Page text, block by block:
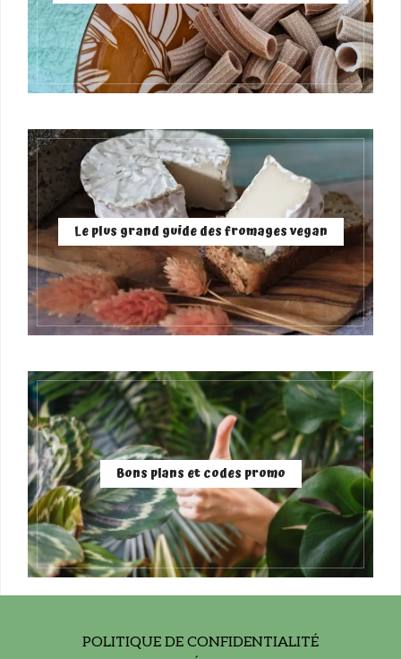
Le plus grand guide des fromages vegan
Bons plans et codes promo
POLITIQUE DE CONFIDENTIALITÉ